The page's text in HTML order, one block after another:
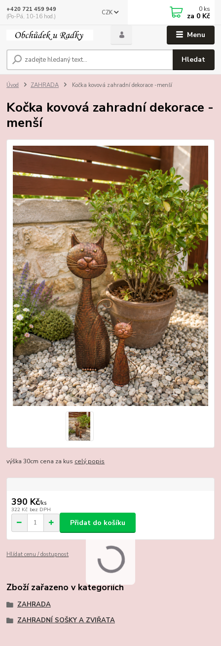
Menu
CZK
Hledat
+420 721 459 949
(Po-Pá, 10-16 hod.)
0 ks
za 0 Kč
Úvod ZAHRADA Kočka kovová zahradní dekorace -menší
Kočka kovová zahradní dekorace -
menší
výška 30cm cena za kus celý popis
390 Kč/ks
322 Kč bez DPH
Přidat do košíku
Hlídat cenu / dostupnost
Zboží zařazeno v kategoriích
ZAHRADA
ZAHRADNÍ SOŠKY A ZVIŘATA